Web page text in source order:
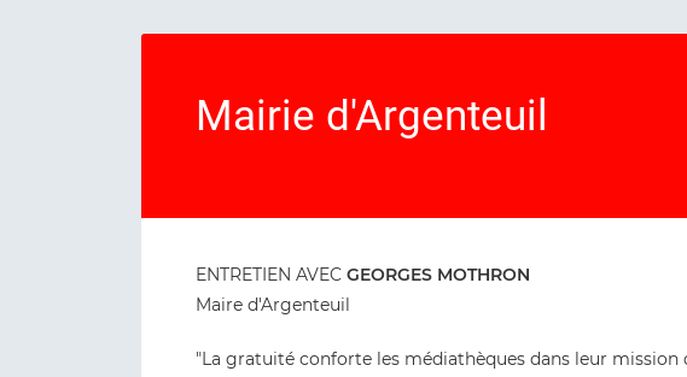
Mairie d'Argenteuil
ENTRETIEN AVEC GEORGES MOTHRON
Maire d'Argenteuil
"La gratuité conforte les médiathèques dans leur